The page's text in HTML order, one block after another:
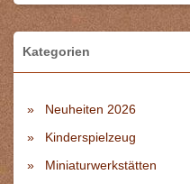
Kategorien
Neuheiten 2026
Kinderspielzeug
Miniaturwerkstätten